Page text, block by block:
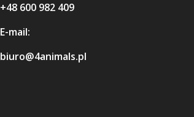
+48 600 982 409
E-mail:
biuro@4animals.pl